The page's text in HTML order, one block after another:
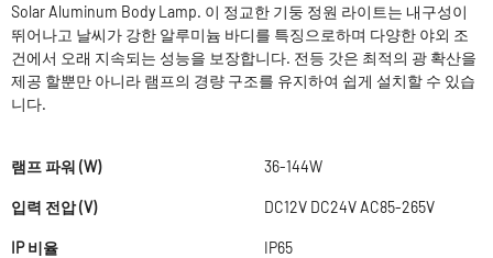
Solar Aluminum Body Lamp. 이 정교한 기둥 정원 라이트는 내구성이
뛰어나고 날씨가 강한 알루미늄 바디를 특징으로하며 다양한 야외 조
건에서 오래 지속되는 성능을 보장합니다. 전등 갓은 최적의 광 확산을
제공 할뿐만 아니라 램프의 경량 구조를 유지하여 쉽게 설치할 수 있습
니다.
램프 파워 (W) 36-144W
입력 전압 (V) DC12V DC24V AC85-265V
IP 비율 IP65